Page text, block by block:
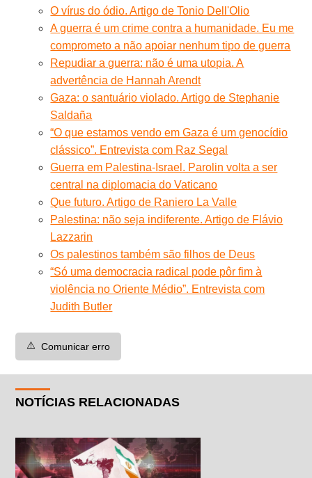
O vírus do ódio. Artigo de Tonio Dell'Olio
A guerra é um crime contra a humanidade. Eu me
comprometo a não apoiar nenhum tipo de guerra
Repudiar a guerra: não é uma utopia. A
advertência de Hannah Arendt
Gaza: o santuário violado. Artigo de Stephanie
Saldaña
“O que estamos vendo em Gaza é um genocídio
clássico”. Entrevista com Raz Segal
Guerra em Palestina-Israel. Parolin volta a ser
central na diplomacia do Vaticano
Que futuro. Artigo de Raniero La Valle
Palestina: não seja indiferente. Artigo de Flávio
Lazzarin
Os palestinos também são filhos de Deus
“Só uma democracia radical pode pôr fim à
violência no Oriente Médio”. Entrevista com
Judith Butler
⚠️ Comunicar erro
NOTÍCIAS RELACIONADAS